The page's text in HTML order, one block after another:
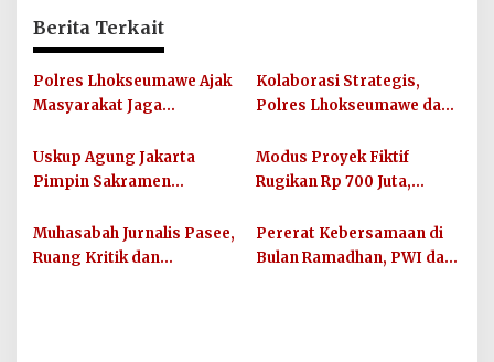
Berita Terkait
Polres Lhokseumawe Ajak
Masyarakat Jaga
Sportivitas Jelang Piala
Dunia 2026
Kolaborasi Strategis,
Polres Lhokseumawe dan
Layanan Publik
Berkualitas
Uskup Agung Jakarta
Pimpin Sakramen
Raditya dan Klara Fidelia
Modus Proyek Fiktif
Rugikan Rp 700 Juta,
Diamankan Polres
Lhokseumawe
Muhasabah Jurnalis Pasee,
Ruang Kritik dan
Pererat Kebersamaan di
Bulan Ramadhan, PWI dan